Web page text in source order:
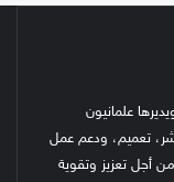
علمانيون
نشر، تعميم، ودعم عمل
أجل تعزيز وتقوية